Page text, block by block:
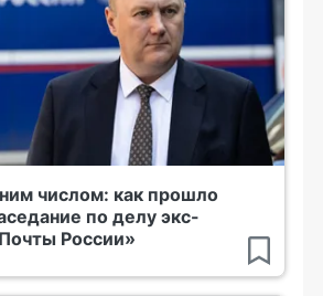
числом: как прошло
по делу экс-
России»